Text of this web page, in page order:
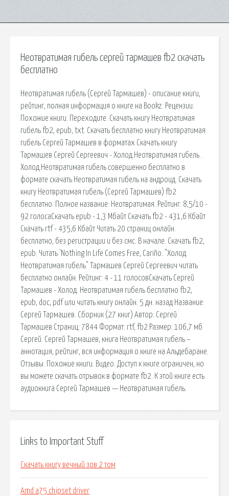
Неотвратимая гибель сергей тармашев fb2 скачать
бесплатно
Неотвратимая гибель (Сергей Тармашев) - описание книги,
рейтинг, полная информация о книге на Bookz. Рецензии.
Похожие книги. Переходите. Скачать книгу Неотвратимая
гибель fb2, epub, txt. Скачать бесплатно книгу Неотвратимая
гибель Сергей Тармашев в форматах Скачать книгу
Тармашев Сергей Сергеевич - Холод.Неотвратимая гибель .
Холод.Неотвратимая гибель совершенно бесплатно в
формате скачать Неотвратимая гибель на андроид. Cкачать
книгу Неотвратимая гибель (Сергей Тармашев) fb2
бесплатно. Полное название: Неотвратимая. Рейтинг: 8,5/10 -
92 голосаCкачать epub - 1,3 Мбайт Cкачать fb2 - 431,6 Кбайт
Cкачать rtf - 435,6 Кбайт Читать 20 страниц онлайн.
бесплатно, без регистрации и без смс. В начале. Скачать fb2,
epub. Читать 'Nothing In Life Comes Free, Cariño. "Холод.
Неотвратимая гибель" Тармашев Сергей Сергеевич читать
бесплатно онлайн. Рейтинг: 4 - 11 голосовСкачать Сергей
Тармашев - Холод. Неотвратимая гибель бесплатно fb2,
epub, doc, pdf или читать книгу онлайн. 5 дн. назад Название:
Сергей Тармашев. Сборник (27 книг) Автор: Сергей
Тармашев Страниц: 7844 Формат: rtf, fb2 Размер: 106,7 мб
Сергей. Сергей Тармашев, книга Неотвратимая гибель –
аннотация, рейтинг, вся информация о книге на Альдебаране.
Отзывы. Похожие книги. Видео. Доступ к книге ограничен, но
вы можете скачать отрывок в формате fb2. К этой книге есть
аудиокнига Сергей Тармашев — Неотвратимая гибель.
Links to Important Stuff
Скачать книгу вечный зов 2 том
Amd a75 chipset driver